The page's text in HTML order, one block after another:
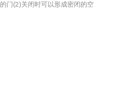
门(2)关闭时可以形成密闭的空